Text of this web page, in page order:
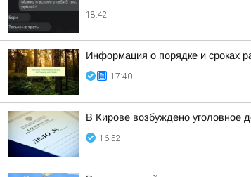
18:42
Информация о порядке и сроках
17:40
В Кирове возбуждено уголовное
16:52